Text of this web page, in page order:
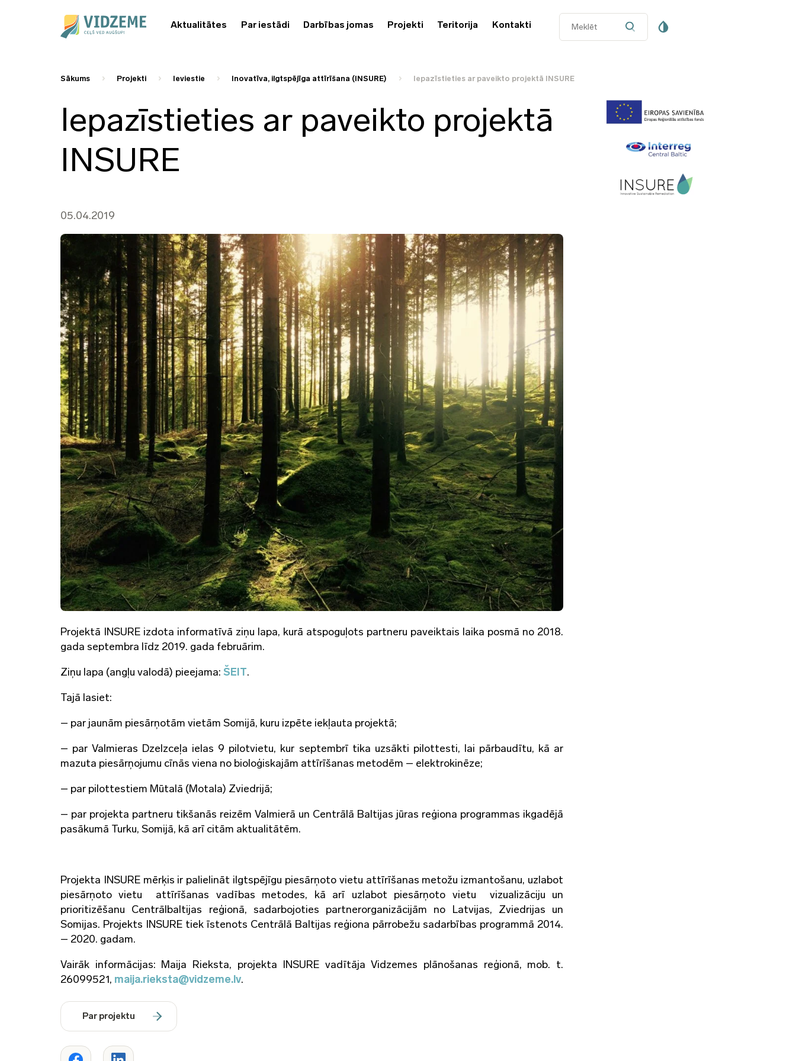
Aktualitātes Par iestādi Darbības jomas Projekti Teritorija Kontakti
Sākums Projekti Ieviestie Inovatīva, ilgtspējīga attīrīšana (INSURE) Iepazīstieties ar paveikto projektā INSURE
Iepazīstieties ar paveikto projektā
INSURE
05.04.2019
Projektā INSURE izdota informatīvā ziņu lapa, kurā atspoguļots partneru paveiktais laika posmā no 2018.
gada septembra līdz 2019. gada februārim.
Ziņu lapa (angļu valodā) pieejama: ŠEIT.
Tajā lasiet:
– par jaunām piesārņotām vietām Somijā, kuru izpēte iekļauta projektā;
– par Valmieras Dzelzceļa ielas 9 pilotvietu, kur septembrī tika uzsākti pilottesti, lai pārbaudītu, kā ar
mazuta piesārņojumu cīnās viena no bioloģiskajām attīrīšanas metodēm – elektrokinēze;
– par pilottestiem Mūtalā (Motala) Zviedrijā;
– par projekta partneru tikšanās reizēm Valmierā un Centrālā Baltijas jūras reģiona programmas ikgadējā
pasākumā Turku, Somijā, kā arī citām aktualitātēm.
Projekta INSURE mērķis ir palielināt ilgtspējīgu piesārņoto vietu attīrīšanas metožu izmantošanu, uzlabot
piesārņoto vietu attīrīšanas vadības metodes, kā arī uzlabot piesārņoto vietu vizualizāciju un
prioritizēšanu Centrālbaltijas reģionā, sadarbojoties partnerorganizācijām no Latvijas, Zviedrijas un
Somijas. Projekts INSURE tiek īstenots Centrālā Baltijas reģiona pārrobežu sadarbības programmā 2014.
– 2020. gadam.
Vairāk informācijas: Maija Rieksta, projekta INSURE vadītāja Vidzemes plānošanas reģionā, mob. t.
26099521, maija.rieksta@vidzeme.lv.
Par projektu